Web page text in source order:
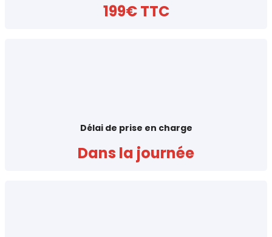
199€ TTC
Délai de prise en charge
Dans la journée